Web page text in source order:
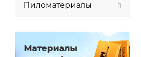
Пиломатериалы